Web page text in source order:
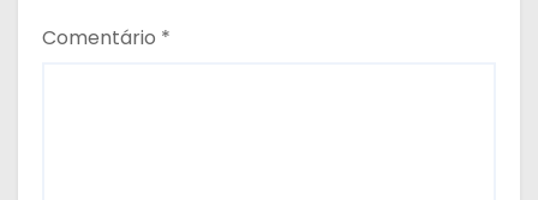
Comentário *